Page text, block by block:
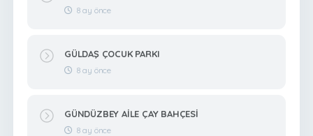
8 ay önce
GÜLDAŞ ÇOCUK PARKI
8 ay önce
GÜNDÜZBEY AİLE ÇAY BAHÇESİ
8 ay önce